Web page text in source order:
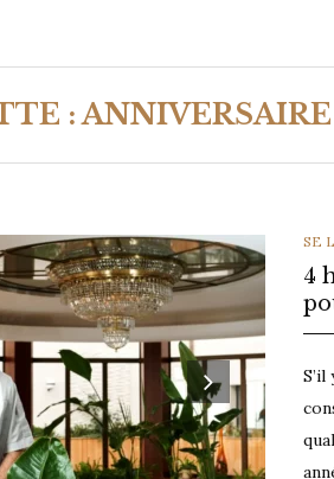
:ANNIVERSAIRE
SE
4